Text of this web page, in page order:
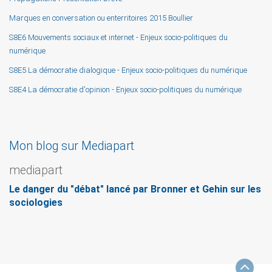
Marques en conversation ou enterritoires 2015 Boullier
S8E6 Mouvements sociaux et internet - Enjeux socio-politiques du
numérique
S8E5 La démocratie dialogique - Enjeux socio-politiques du numérique
S8E4 La démocratie d'opinion - Enjeux socio-politiques du numérique
Mon blog sur Mediapart
mediapart
Le danger du "débat" lancé par Bronner et Gehin sur les
sociologies